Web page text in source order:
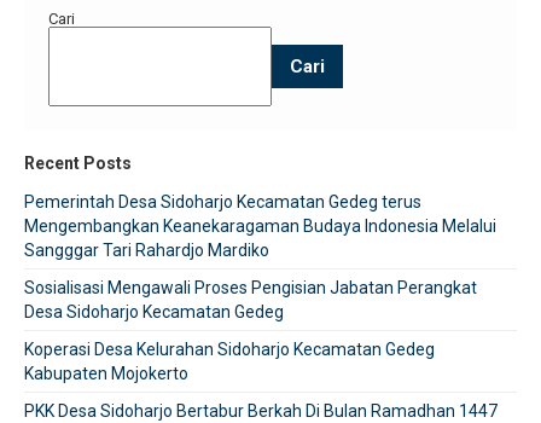
Cari
Cari
Recent Posts
Pemerintah Desa Sidoharjo Kecamatan Gedeg terus
Mengembangkan Keanekaragaman Budaya Indonesia Melalui
Sangggar Tari Rahardjo Mardiko
Sosialisasi Mengawali Proses Pengisian Jabatan Perangkat
Desa Sidoharjo Kecamatan Gedeg
Koperasi Desa Kelurahan Sidoharjo Kecamatan Gedeg
Kabupaten Mojokerto
PKK Desa Sidoharjo Bertabur Berkah Di Bulan Ramadhan 1447